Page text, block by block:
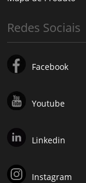
Redes Sociais
Facebook
Youtube
Linkedin
Instagram